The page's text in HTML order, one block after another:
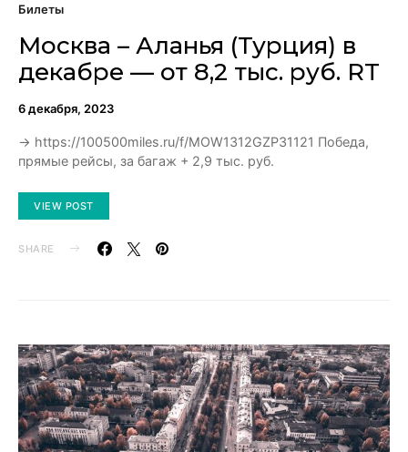
Билеты
Москва – Аланья (Турция) в
декабре — от 8,2 тыс. руб. RT
6 декабря, 2023
→ https://100500miles.ru/f/MOW1312GZP31121 Победа,
прямые рейсы, за багаж + 2,9 тыс. руб.
VIEW POST
SHARE